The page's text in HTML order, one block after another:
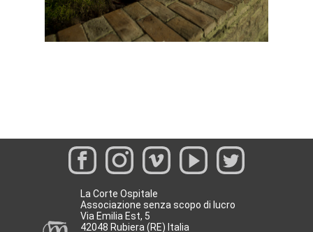
La Corte Ospitale
Associazione senza scopo di lucro
Via Emilia Est, 5
42048 Rubiera (RE) Italia